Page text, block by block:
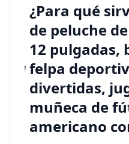
¿Para qué
de peluche
12 pulgadas,
felpa
divertidas,
muñeca de
americano